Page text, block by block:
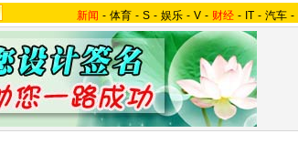
新闻 - 体育 - S - 娱乐 - V - 财经 - IT - 汽车 -